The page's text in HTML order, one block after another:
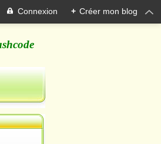
Connexion + Créer mon blog